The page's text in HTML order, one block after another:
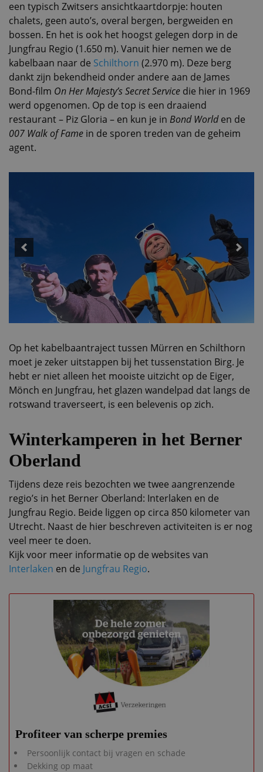
een typisch Zwitsers ansichtkaartdorpje: houten
chalets, geen auto’s, overal bergen, bergweiden en
bossen. En het is ook het hoogst gelegen dorp in de
Jungfrau Regio (1.650 m). Vanuit hier nemen we de
kabelbaan naar de Schilthorn (2.970 m). Deze berg
dankt zijn bekendheid onder andere aan de James
Bond-film On Her Majesty’s Secret Service die hier in 1969
werd opgenomen. Op de top is een draaiend
restaurant – Piz Gloria – en kun je in Bond Worlden de
007 Walk of Fame in de sporen treden van de geheim
agent.
Op het kabelbaantraject tussen Mürren en Schilthorn
moet je zeker uitstappen bij het tussenstation Birg. Je
hebt er niet alleen het mooiste uitzicht op de Eiger,
Mönch en Jungfrau, het glazen wandelpad dat langs de
rotswand traverseert, is een belevenis op zich.
Winterkamperen in het Berner
Oberland
Tijdens deze reis bezochten we twee aangrenzende
regio’s in het Berner Oberland: Interlaken en de
Jungfrau Regio. Beide liggen op circa 850 kilometer van
Utrecht. Naast de hier beschreven activiteiten is er nog
veel meer te doen.
Kijk voor meer informatie op de websites van
Interlaken en de Jungfrau Regio.
Profiteer van scherpe premies
Persoonlijk contact bij vragen en schade
Dekking op maat